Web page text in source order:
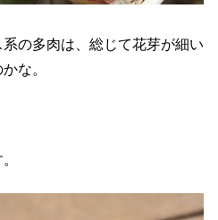
の多肉は、総じて花芽が細い
な。